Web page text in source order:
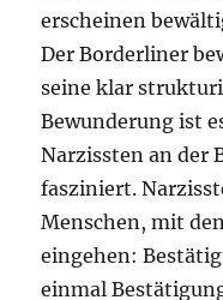
erscheinen
Der Borderliner
seine klar
Bewunderung ist
Narzissten an der
fasziniert.
Menschen, mit
eingehen:
einmal